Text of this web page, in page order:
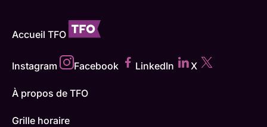
Accueil TFO
Instagram Facebook LinkedIn X
À propos de TFO
Grille horaire